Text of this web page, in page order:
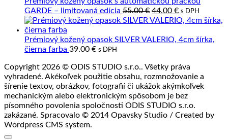
a
jej
spracovanie
GARDE – limitovaná edícia 55.00€ Pôvodná
cena
55.00 €.
44.00 €Aktuálna
cena
44.00 €.
s DPH
Prémiový kožený opasok SILVER VALERIO, 4cm šírka,
čierna farba 39.00 € s DPH
Copyright 2026 © ODIS STUDIO s.r.o.. Všetky práva
vyhradené. Akékoľvek použitie obsahu, rozmnožovanie a
šírenie textov, obrázkov, fotografií či ukážok akýmkoľvek
mechanickým alebo elektronickým spôsobom je bez
písomného povolenia spoločnosti ODIS STUDIO s.r.o.
zakázané. Spracovalo © 2014 Opavsky Studio / Created by
Wordpress CMS system.